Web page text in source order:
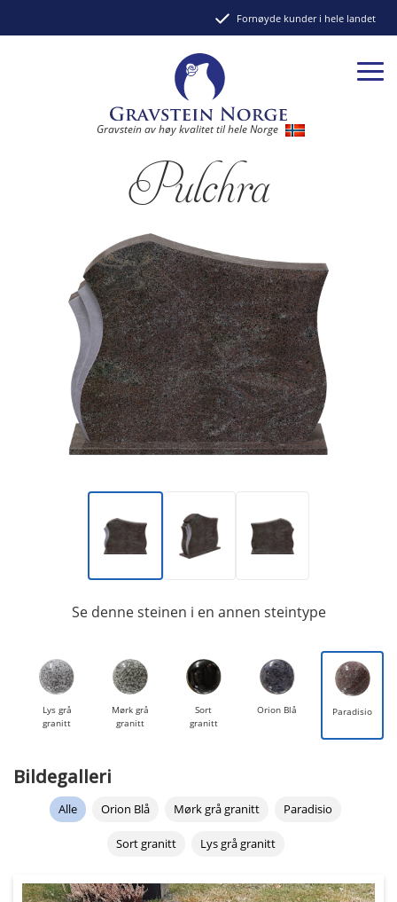
Fornøyde kunder i hele landet
Gravstein av høy kvalitet til hele Norge
Pulchra
Se denne steinen i en annen steintype
Lys grå
granitt
Mørk grå
granitt
Sort
granitt
Orion Blå Paradisio
Bildegalleri
Alle Orion Blå Mørk grå granitt Paradisio
Sort granitt Lys grå granitt